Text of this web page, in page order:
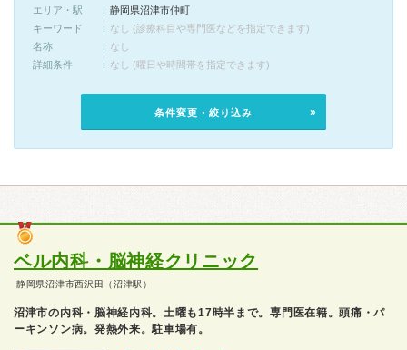
エリア・駅
静岡県沼津市仲町
キーワード
なし (診療科目や専門医などを指定できます)
名称
なし
詳細条件
なし (曜日や時間帯を指定できます)
条件変更・絞り込み
ベル内科・脳神経クリニック
静岡県沼津市西沢田（沼津駅）
沼津市の内科・脳神経内科。土曜も17時半まで。専門医在籍。頭痛・パ
ーキンソン病。発熱外来。駐車場有。